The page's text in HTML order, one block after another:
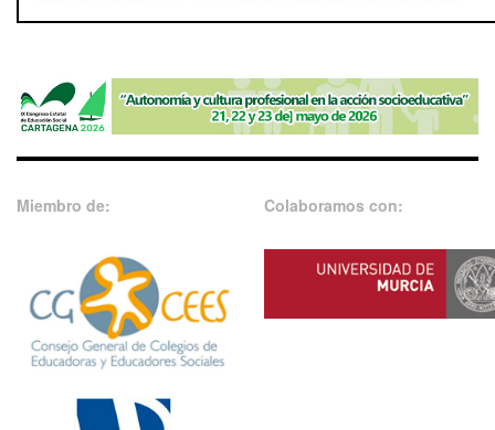
Miembro de: Colaboramos con: